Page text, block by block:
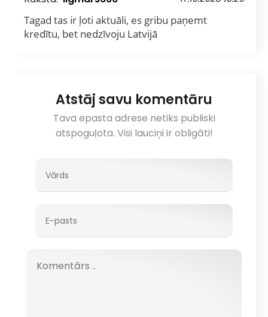
Tagad tas ir ļoti aktuāli, es gribu paņemt
kredītu, bet nedzīvoju Latvijā
Atstāj savu komentāru
Tava epasta adrese netiks publiski
atspoguļota. Visi lauciņi ir obligāti!